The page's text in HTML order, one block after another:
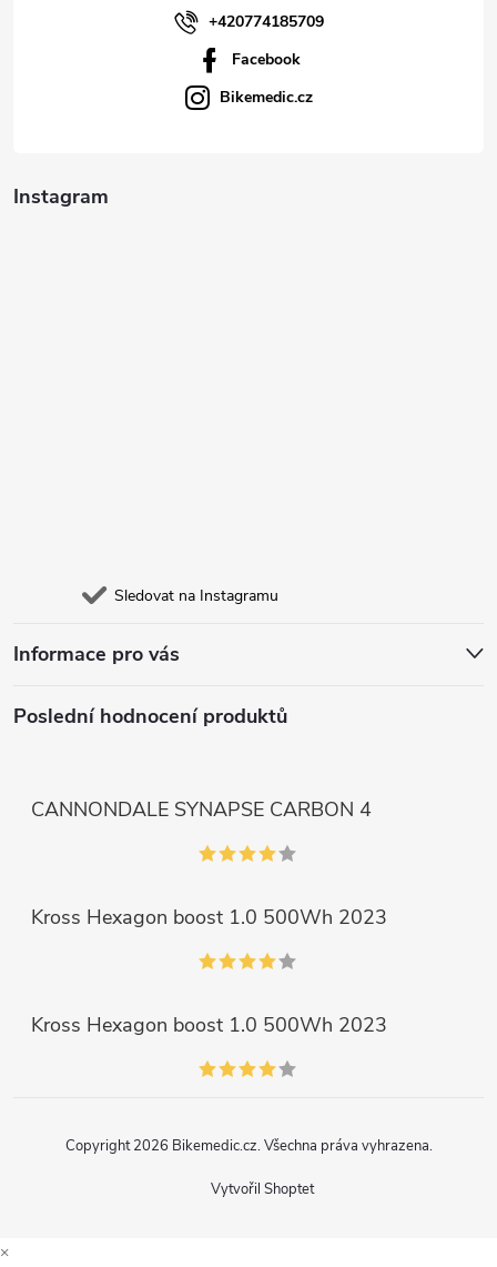
+420774185709
Facebook
Bikemedic.cz
Instagram
Sledovat na Instagramu
Informace pro vás
Poslední hodnocení produktů
CANNONDALE SYNAPSE CARBON 4
Kross Hexagon boost 1.0 500Wh 2023
Kross Hexagon boost 1.0 500Wh 2023
Vytvořil Shoptet
Copyright 2026 Bikemedic.cz. Všechna práva vyhrazena.
×